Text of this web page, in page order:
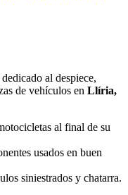
dedicado al despiece,
de vehículos en Llíria,
al final de su
usados en buen
siniestrados y chatarra.